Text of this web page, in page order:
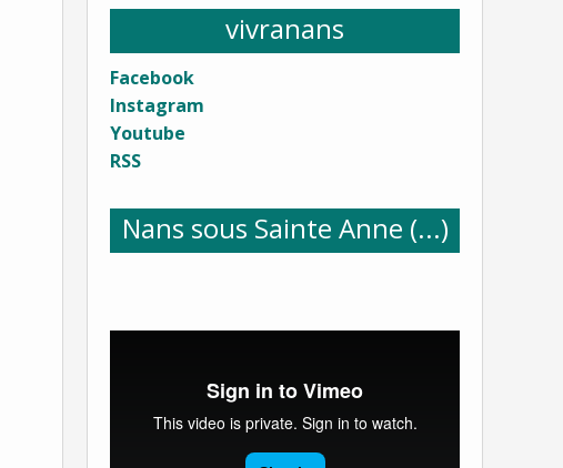
vivranans
Facebook
Instagram
Youtube
RSS
Nans sous Sainte Anne (...)